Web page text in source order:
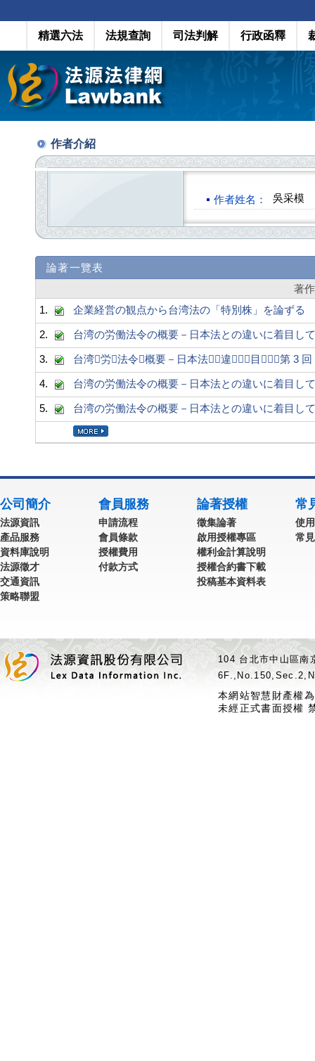
精選六法 法規查詢 司法判解 行政函釋
作者介紹
作者姓名： 吳采模
論著一覽表
著
1.
企業経営の観点から台湾法の「特別株」を論ずる
2. 台湾の労働法令の概要－日本法との違いに着目し
3. 台湾労法令概要－日本法違目－第 3
4. 台湾の労働法令の概要－日本法との違いに着目し
5. 台湾の労働法令の概要－日本法との違いに着目し
公司簡介
法源資訊
產品服務
資料庫說明
法源徵才
交通資訊
策略聯盟
會員服務
申請流程
會員條款
授權費用
付款方式
論著授權
徵集論著
啟用授權專區
權利金計算說明
授權合約書下載
投稿基本資料表
常
使
常
104 台北市中山區
本網站智慧財產權
未經正式書面授權